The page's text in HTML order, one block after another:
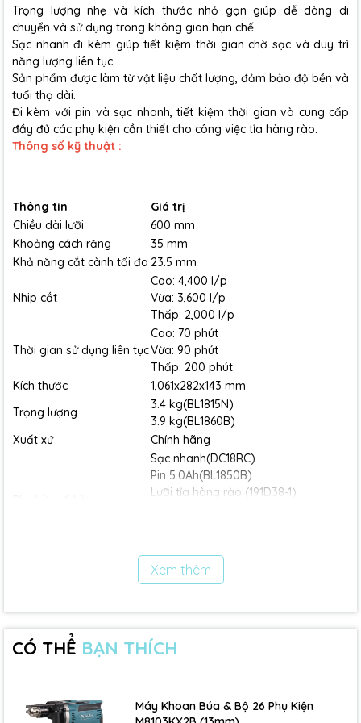
Trọng lượng nhẹ và kích thước nhỏ gọn giúp dễ dàng di
chuyển và sử dụng trong không gian hạn chế.
Sạc nhanh đi kèm giúp tiết kiệm thời gian chờ sạc và duy trì
năng lượng liên tục.
Sản phẩm được làm từ vật liệu chất lượng, đảm bảo độ bền và
tuổi thọ dài.
Đi kèm với pin và sạc nhanh, tiết kiệm thời gian và cung cấp
đầy đủ các phụ kiện cần thiết cho công việc tỉa hàng rào.
Thông số kỹ thuật :
Thông tin
Giá trị
Chiều dài lưỡi
600 mm
Khoảng cách răng
35 mm
Khả năng cắt cành tối đa 23.5 mm
Nhip cắt
Cao: 4,400 l/p
Vừa: 3,600 l/p
Thấp: 2,000 l/p
Thời gian sử dụng liên tục
Cao: 70 phút
Vừa: 90 phút
Thấp: 200 phút
Kích thước
1,061x282x143 mm
Trọng lượng
3.4 kg(BL1815N)
3.9 kg(BL1860B)
Xuất xứ
Chính hãng
Sạc nhanh(DC18RC)
Pin 5.0Ah(BL1850B)
Lưỡi tỉa hàng rào (191D38-1)
Thông tin thương hiệu :
Lĩnh vực hoạt động: sản xuất các sản phẩm công nghiệp, dụng
cụ cầm tay và thiết bị điện
Được thành lập bởi Mosaburo Makita với mong muốn sản xuất
Makita là một trong những thương hiệu hàng đầu trong ngành
Xem thêm
CÓ THỂ BẠN THÍCH
Máy Khoan Búa & Bộ 26 Phụ Kiện